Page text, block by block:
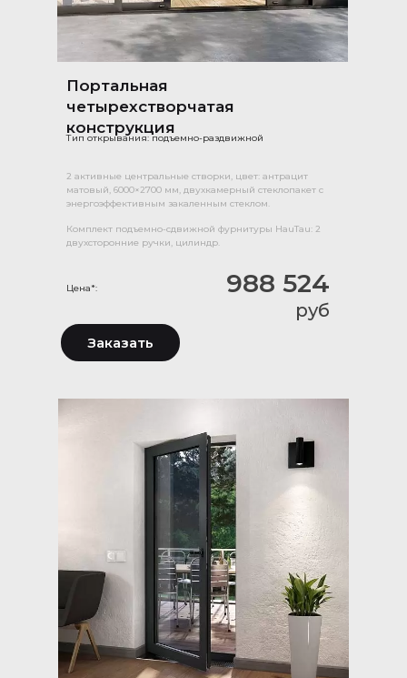
Портальная
четырехстворчатая
конструкция
Тип открывания: подъемно-раздвижной
Цена*:
2 активные центральные створки, цвет: антрацит
матовый, 6000×2700 мм, двухкамерный стеклопакет с
энергоэффективным закаленным стеклом.
Комплект подъемно-сдвижной фурнитуры HauTau: 2
двухсторонние ручки, цилиндр.
988 524
руб
Заказать